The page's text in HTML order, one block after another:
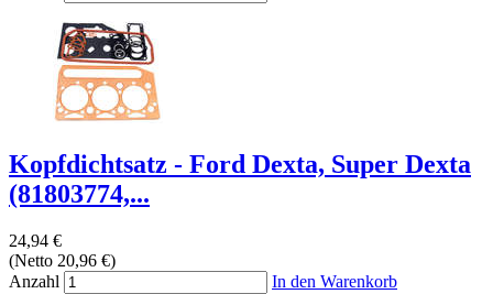
Kopfdichtsatz - Ford Dexta, Super Dexta
(81803774,...
24,94 €
(Netto 20,96 €)
Anzahl
In den Warenkorb